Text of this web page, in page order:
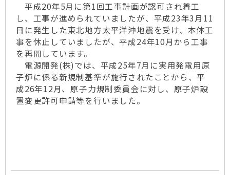
平成20年5月に第1回工事計画が認可され着工
し、工事が進められていましたが、平成23年3月11
日に発生した東北地方太平洋沖地震を受け、本体工
事を休止していましたが、平成24年10月から工事
を再開しています。
電源開発(株)では、平成25年7月に実用発電用原
子炉に係る新規制基準が施行されたことから、平
成26年12月、原子力規制委員会に対し、原子炉設
置変更許可申請等を行いました。